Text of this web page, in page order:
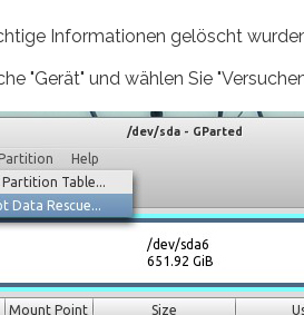
Informationen gelöscht
"Gerät" und wählen Sie